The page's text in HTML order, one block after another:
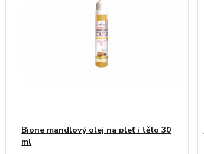
Bione mandlový olej na pleť i tělo 30
ml